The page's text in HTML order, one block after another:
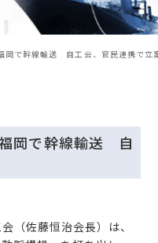
で幹線輸送 自工会、官民連携で立
岡で幹線輸送 自
（佐藤恒治会長）は、